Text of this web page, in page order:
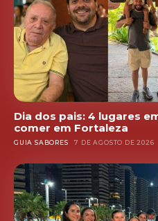
Dia dos pais: 4 lugares
comer em Fortaleza
GUIA SABORES 7 DE AGOSTO DE 2026